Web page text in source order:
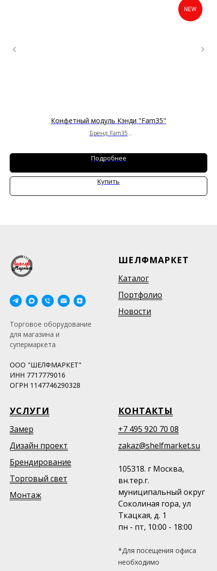
NEW
Конфетный модуль Кэнди "Fam35"
Бренд: Fam35
Высота: 1500/820 мм
Подробнее
Купить
Торговое оборудование
для магазина и
супермаркета
ООО "ШЕЛФМАРКЕТ"
ИНН 7717779016
ОГРН 1147746290328
ШЕЛФМАРКЕТ
Каталог
Портфолио
Новости
УСЛУГИ
Замер
Дизайн проект
Брендирование
Торговый свет
Монтаж
КОНТАКТЫ
+7 495 920 70 08
zakaz@shelfmarket.su
105318. г Москва,
вн.тер.г.
муниципальный округ
Соколиная гора, ул
Ткацкая, д. 1
пн - пт, 10:00 - 18:00
*Для посещения офиса
необходимо